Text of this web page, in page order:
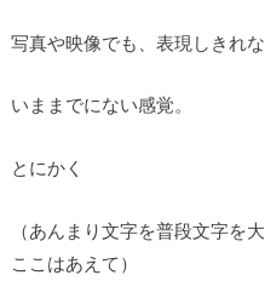
写真や映像でも、表現しきれな
いままでにない感覚。
とにかく
（あんまり文字を普段文字を
ここはあえて）